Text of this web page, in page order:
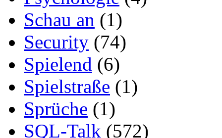
Schau an (1)
Security (74)
Spielend (6)
Spielstraße (1)
Sprüche (1)
SQL-Talk (572)